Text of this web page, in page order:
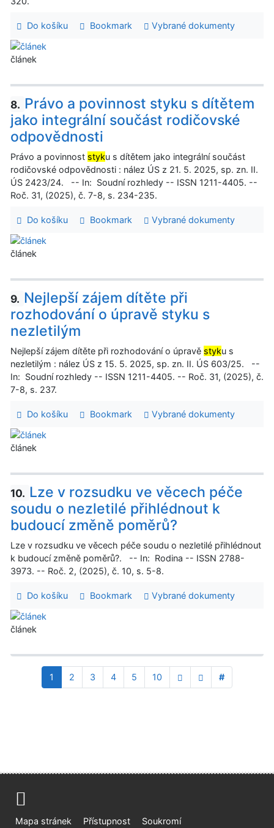
Do košíku Bookmark Vybrané dokumenty
článek
8. Právo a povinnost styku s dítětem
jako integrální součást rodičovské
odpovědnosti
Právo a povinnost styku s dítětem jako integrální součást
rodičovské odpovědnosti : nález ÚS z 21. 5. 2025, sp. zn. II.
ÚS 2423/24. -- In: Soudní rozhledy -- ISSN 1211-4405. --
Roč. 31, (2025), č. 7-8, s. 234-235.
Do košíku Bookmark Vybrané dokumenty
článek
9. Nejlepší zájem dítěte při
rozhodování o úpravě styku s
nezletilým
Nejlepší zájem dítěte při rozhodování o úpravě styku s
nezletilým : nález ÚS z 15. 5. 2025, sp. zn. II. ÚS 603/25. --
In: Soudní rozhledy -- ISSN 1211-4405. -- Roč. 31, (2025), č.
7-8, s. 237.
Do košíku Bookmark Vybrané dokumenty
článek
10. Lze v rozsudku ve věcech péče
soudu o nezletilé přihlédnout k
budoucí změně poměrů?
Lze v rozsudku ve věcech péče soudu o nezletilé přihlédnout
k budoucí změně poměrů?. -- In: Rodina -- ISSN 2788-
3973. -- Roč. 2, (2025), č. 10, s. 5-8.
Do košíku Bookmark Vybrané dokumenty
článek
1 2 3 4 5 10 #
Mapa stránek Přístupnost Soukromí